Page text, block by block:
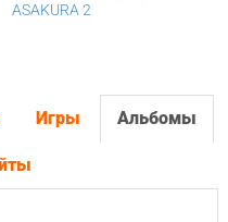
ASAKURA 2
Игры Альбомы